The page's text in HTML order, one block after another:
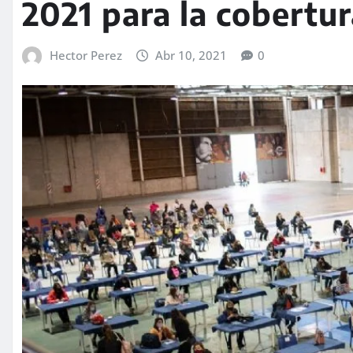
2021 para la
Hector Perez Abr 10, 2021 0